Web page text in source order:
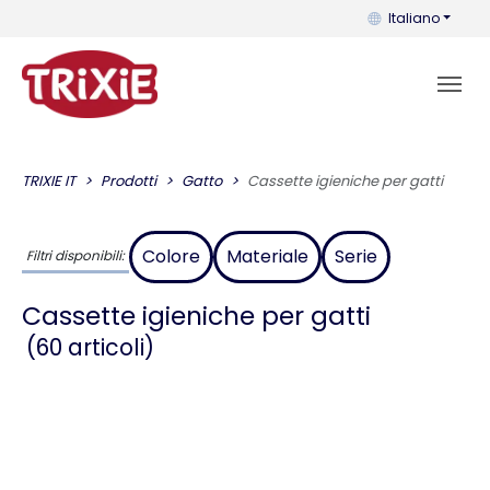
Puoi cambiare
Italiano
TRIXIE IT Prodotti Gatto Cassette igieniche per gatti
Filtri disponibili: Colore Materiale Serie
Cassette igieniche per gatti
(60 articoli)